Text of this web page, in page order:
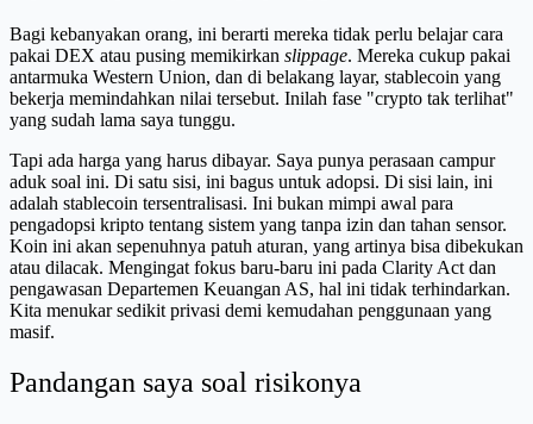
Bagi kebanyakan orang, ini berarti mereka tidak perlu belajar cara
pakai DEX atau pusing memikirkan slippage. Mereka cukup pakai
antarmuka Western Union, dan di belakang layar, stablecoin yang
bekerja memindahkan nilai tersebut. Inilah fase "crypto tak terlihat"
yang sudah lama saya tunggu.
Tapi ada harga yang harus dibayar. Saya punya perasaan campur
aduk soal ini. Di satu sisi, ini bagus untuk adopsi. Di sisi lain, ini
adalah stablecoin tersentralisasi. Ini bukan mimpi awal para
pengadopsi kripto tentang sistem yang tanpa izin dan tahan sensor.
Koin ini akan sepenuhnya patuh aturan, yang artinya bisa dibekukan
atau dilacak. Mengingat fokus baru-baru ini pada Clarity Act dan
pengawasan Departemen Keuangan AS, hal ini tidak terhindarkan.
Kita menukar sedikit privasi demi kemudahan penggunaan yang
masif.
Pandangan saya soal risikonya